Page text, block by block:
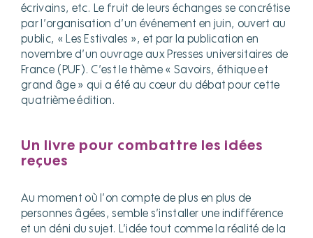
écrivains, etc. Le fruit de leurs échanges se concrétise
par l’organisation d’un événement en juin, ouvert au
public, « Les Estivales », et par la publication en
novembre d’un ouvrage aux Presses universitaires de
France (PUF). C’est le thème « Savoirs, éthique et
grand âge » qui a été au cœur du débat pour cette
quatrième édition.
Un livre pour combattre les idées
reçues
Au moment où l’on compte de plus en plus de
personnes âgées, semble s’installer une indifférence
et un déni du sujet. L’idée tout comme la réalité de la